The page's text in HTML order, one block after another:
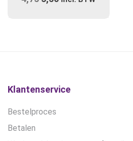
uit 5
Klantenservice
Bestelproces
Betalen